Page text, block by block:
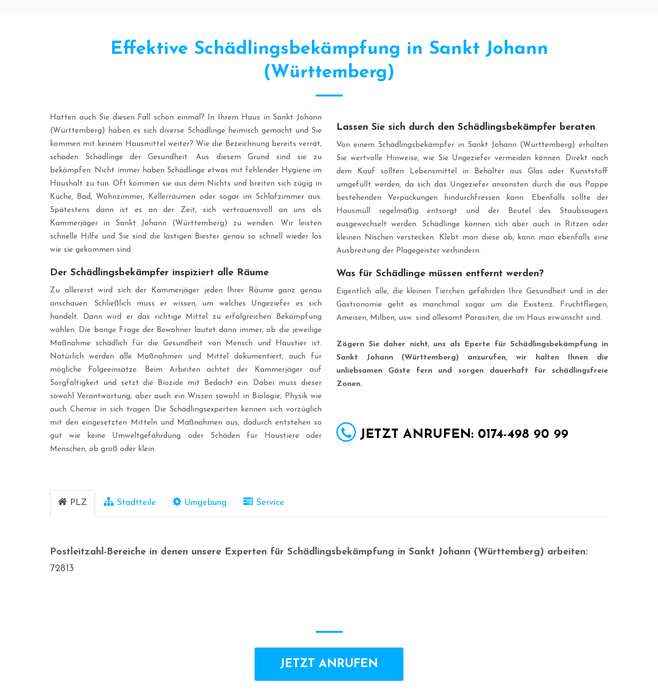
Effektive Schädlingsbekämpfung in Sankt Johann
(Württemberg)
Hatten auch Sie diesen Fall schon einmal? In Ihrem Haus in Sankt Johann
(Württemberg) haben es sich diverse Schädlinge heimisch gemacht und Sie
kommen mit keinem Hausmittel weiter? Wie die Bezeichnung bereits verrät,
schaden Schädlinge der Gesundheit. Aus diesem Grund sind sie zu
bekämpfen. Nicht immer haben Schädlinge etwas mit fehlender Hygiene im
Haushalt zu tun. Oft kommen sie aus dem Nichts und breiten sich zügig in
Küche, Bad, Wohnzimmer, Kellerräumen oder sogar im Schlafzimmer aus.
Spätestens dann ist es an der Zeit, sich vertrauensvoll an uns als
Kammerjäger in Sankt Johann (Württemberg) zu wenden. Wir leisten
schnelle Hilfe und Sie sind die lästigen Biester genau so schnell wieder los
wie sie gekommen sind.
Der Schädlingsbekämpfer inspiziert alle Räume
Zu allererst wird sich der Kammerjäger jeden Ihrer Räume ganz genau
anschauen. Schließlich muss er wissen, um welches Ungeziefer es sich
handelt. Dann wird er das richtige Mittel zu erfolgreichen Bekämpfung
wählen. Die bange Frage der Bewohner lautet dann immer, ob die jeweilige
Maßnahme schädlich für die Gesundheit von Mensch und Haustier ist.
Natürlich werden alle Maßnahmen und Mittel dokumentiert, auch für
mögliche Folgeeinsätze. Beim Arbeiten achtet der Kammerjäger auf
Sorgfältigkeit und setzt die Biozide mit Bedacht ein. Dabei muss dieser
sowohl Verantwortung, aber auch ein Wissen sowohl in Biologie, Physik wie
auch Chemie in sich tragen. Die Schädlingsexperten kennen sich vorzüglich
mit den eingesetzten Mitteln und Maßnahmen aus, dadurch entstehen so
gut wie keine Umweltgefährdung oder Schäden für Haustiere oder
Menschen, ob groß oder klein.
Lassen Sie sich durch den Schädlingsbekämpfer beraten
Von einem Schädlingsbekämpfer in Sankt Johann (Württemberg) erhalten
Sie wertvolle Hinweise, wie Sie Ungeziefer vermeiden können. Direkt nach
dem Kauf sollten Lebensmittel in Behälter aus Glas oder Kunststoff
umgefüllt werden, da sich das Ungeziefer ansonsten durch die aus Pappe
bestehenden Verpackungen hindurchfressen kann. Ebenfalls sollte der
Hausmüll regelmäßig entsorgt und der Beutel des Staubsaugers
ausgewechselt werden. Schädlinge können sich aber auch in Ritzen oder
kleinen Nischen verstecken. Klebt man diese ab, kann man ebenfalls eine
Ausbreitung der Plagegeister verhindern.
Was für Schädlinge müssen entfernt werden?
Eigentlich alle, die kleinen Tierchen gefährden Ihre Gesundheit und in der
Gastronomie geht es manchmal sogar um die Existenz. Fruchtfliegen,
Ameisen, Milben, usw. sind allesamt Parasiten, die im Haus erwünscht sind.
Zögern Sie daher nicht, uns als Eperte für Schädlingsbekämpfung in
Sankt Johann (Württemberg) anzurufen, wir halten Ihnen die
unliebsamen Gäste fern und sorgen dauerhaft für schädlingsfreie
Zonen.
JETZT ANRUFEN: 0174-498 90 99
PLZ Stadtteile Umgebung Service
Postleitzahl-Bereiche in denen unsere Experten für Schädlingsbekämpfung in Sankt Johann (Württemberg) arbeiten:
72813
JETZT ANRUFEN